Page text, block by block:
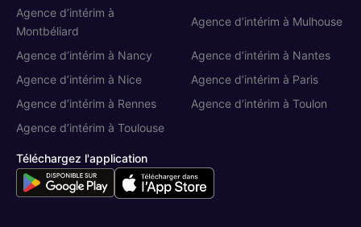
Agence d’intérim à
Montbéliard
Agence d’intérim à Mulhouse
Agence d’intérim à Nancy
Agence d’intérim à Nantes
Agence d’intérim à Nice
Agence d’intérim à Paris
Agence d’intérim à Rennes
Agence d’intérim à Toulon
Agence d’intérim à Toulouse
Téléchargez l'application